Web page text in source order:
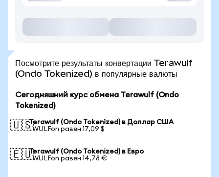
Посмотрите результаты конвертации Terawulf
(Ondo Tokenized) в популярные валюты
Сегодняшний курс обмена Terawulf (Ondo
Tokenized)
🇺🇸Terawulf (Ondo Tokenized) в Доллар США
1 WULFon равен 17,09 $
🇪🇺Terawulf (Ondo Tokenized) в Евро
1 WULFon равен 14,78 €